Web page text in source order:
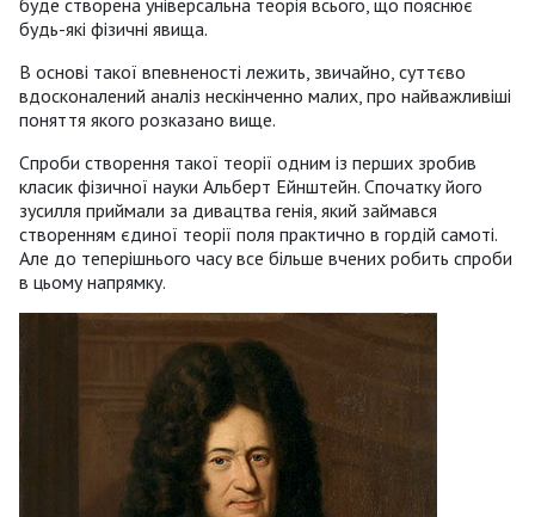
будь-які фізичні явища.
В основі такої впевненості лежить, звичайно, суттєво
вдосконалений аналіз нескінченно малих, про найважливіші
поняття якого розказано вище.
Спроби створення такої теорії одним із перших зробив
класик фізичної науки Альберт Ейнштейн. Спочатку його
зусилля приймали за дивацтва генія, який займався
створенням єдиної теорії поля практично в гордій самоті.
Але до теперішнього часу все більше вчених робить спроби
в цьому напрямку.